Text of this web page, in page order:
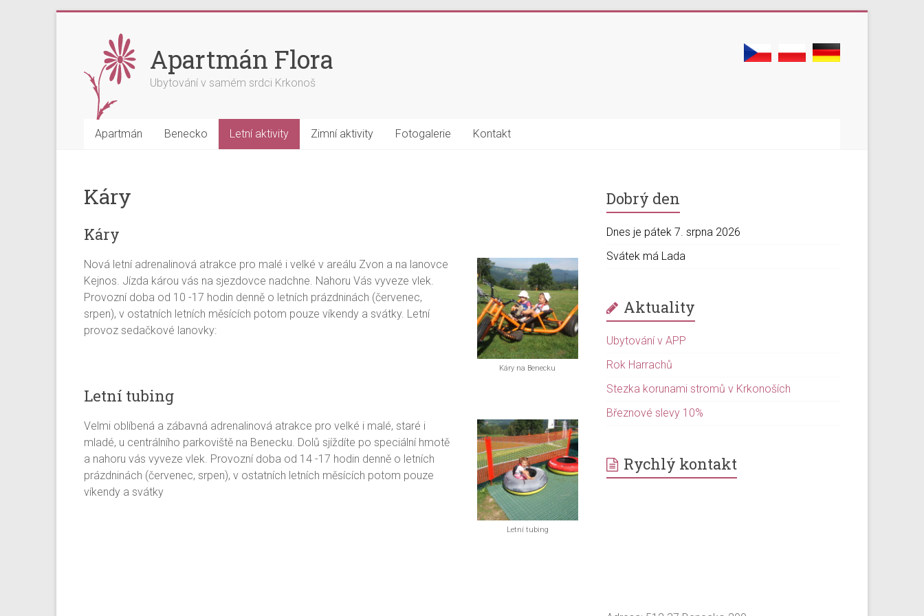
Apartmán Flora
Ubytování v samém srdci Krkonoš
Apartmán Benecko Letní aktivity Zimní aktivity Fotogalerie Kontakt
Káry
Káry
Káry na Benecku
Nová letní adrenalinová atrakce pro malé i velké v areálu Zvon a na lanovce
Kejnos. Jízda károu vás na sjezdovce nadchne. Nahoru Vás vyveze vlek.
Provozní doba od 10 -17 hodin denně o letních prázdninách (červenec,
srpen), v ostatních letních měsících potom pouze víkendy a svátky. Letní
provoz sedačkové lanovky:
Letní tubing
Letní tubing
Velmi oblíbená a zábavná adrenalinová atrakce pro velké i malé, staré i
mladé, u centrálního parkoviště na Benecku. Dolů sjíždíte po speciální hmotě
a nahoru vás vyveze vlek. Provozní doba od 14 -17 hodin denně o letních
prázdninách (červenec, srpen), v ostatních letních měsících potom pouze
víkendy a svátky
Dobrý den
Dnes je pátek 7. srpna 2026
Svátek má Lada
Aktuality
Ubytování v APP
Rok Harrachů
Stezka korunami stromů v Krkonoších
Březnové slevy 10%
Rychlý kontakt